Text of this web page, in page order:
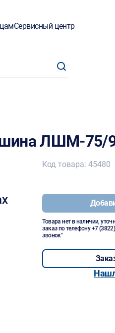
Сервисный центр
ЛШМ-75/
Код товара: 45480
Товара нет в наличии,
заказ по телефону+7
звонок"